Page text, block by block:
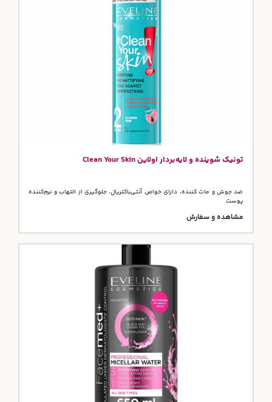
تونیک شوینده و لایه‌بردار اولاین Clean Your Skin
ضد جوش و مات کننده، دارای خواص آنتی‌باکتریال، جلوگیری از التهاب و نرم‌کننده
پوست
مشاهده و سفارش